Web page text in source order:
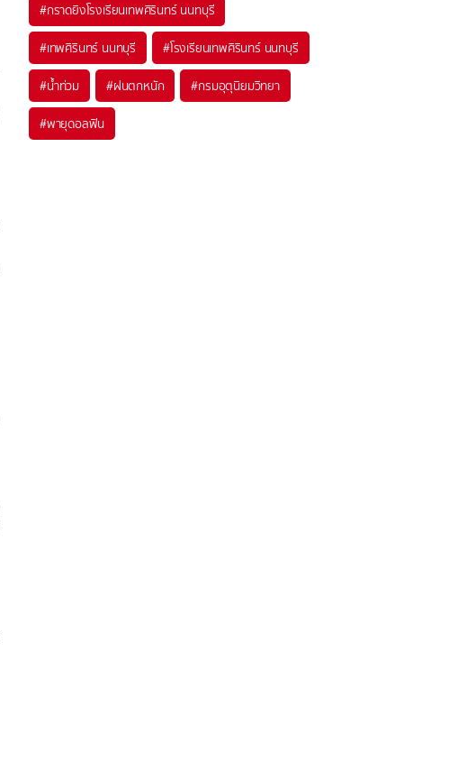
#กราดยิงโรงเรียนเทพศิรินทร์ นนทบุรี
#เทพศิรินทร์ นนทบุรี #โรงเรียนเทพศิรินทร์ นนทบุรี
#น้ำท่วม #ฝนตกหนัก #กรมอุตุนิยมวิทยา
#พายุดอลฟิน